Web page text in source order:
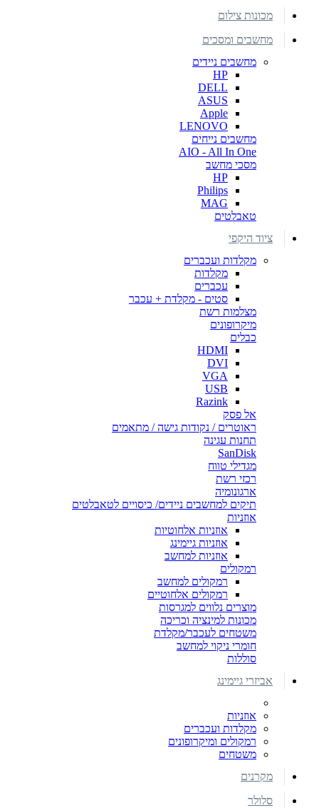
מכונות צילום
מחשבים ומסכים
מחשבים ניידים
HP
DELL
ASUS
Apple
LENOVO
מחשבים נייחים
AIO - All In One
מסכי מחשב
HP
Philips
MAG
טאבלטים
ציוד היקפי
מקלדות ועכברים
מקלדות
עכברים
סטים - מקלדת + עכבר
מצלמות רשת
מיקרופונים
כבלים
HDMI
DVI
VGA
USB
Razink
אל פסק
ראוטרים / נקודות גישה / מתאמים
תחנות עגינה
SanDisk
מגדילי טווח
רכזי רשת
ארגונומיה
תיקים למחשבים ניידים/ כיסויים לטאבלטים
אוזניות
אוזניות אלחוטיות
אוזניות גיימינג
אוזניות למחשב
רמקולים
רמקולים למחשב
רמקולים אלחוטיים
מוצרים נלווים למגרסות
מכונות למינציה וכריכה
משטחים לעכבר/מקלדת
חומרי ניקוי למחשב
סוללות
אביזרי גיימינג
אוזניות
מקלדות ועכברים
רמקולים ומיקרופונים
משטחים
מקרנים
סלולר